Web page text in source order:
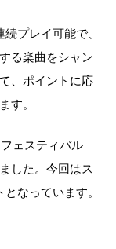
プレイ可能で、
る楽曲をシャン
、ポイントに応
す。
ェスティバル
した。今回はス
なっています。